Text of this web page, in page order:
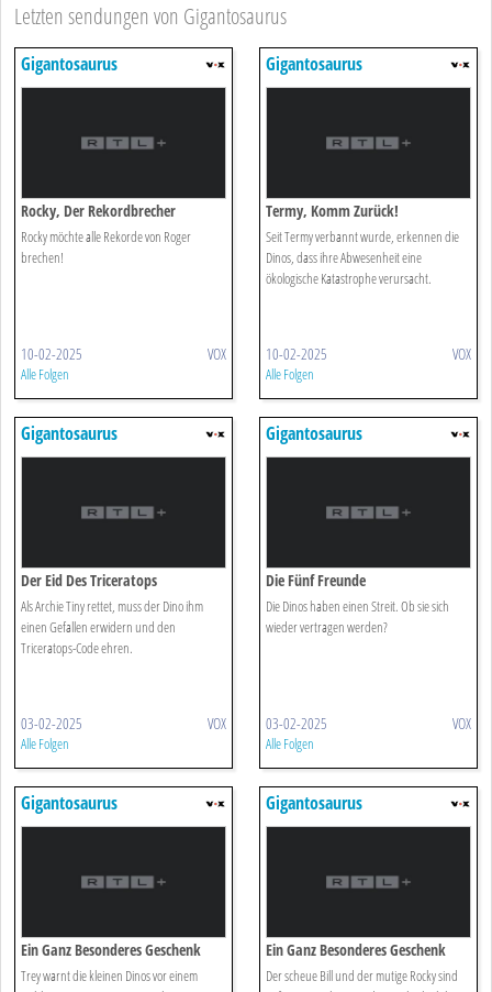
Letzten sendungen von Gigantosaurus
Gigantosaurus
Rocky, Der Rekordbrecher
Rocky möchte alle Rekorde von Roger
brechen!
10-02-2025 VOX
Alle Folgen
Gigantosaurus
Termy, Komm Zurück!
Seit Termy verbannt wurde, erkennen die
Dinos, dass ihre Abwesenheit eine
ökologische Katastrophe verursacht.
10-02-2025 VOX
Alle Folgen
Gigantosaurus
Der Eid Des Triceratops
Als Archie Tiny rettet, muss der Dino ihm
einen Gefallen erwidern und den
Triceratops-Code ehren.
03-02-2025 VOX
Alle Folgen
Gigantosaurus
Die Fünf Freunde
Die Dinos haben einen Streit. Ob sie sich
wieder vertragen werden?
03-02-2025 VOX
Alle Folgen
Gigantosaurus
Ein Ganz Besonderes Geschenk
Trey warnt die kleinen Dinos vor einem
Gigantosaurus
Ein Ganz Besonderes Geschenk
Der scheue Bill und der mutige Rocky sind